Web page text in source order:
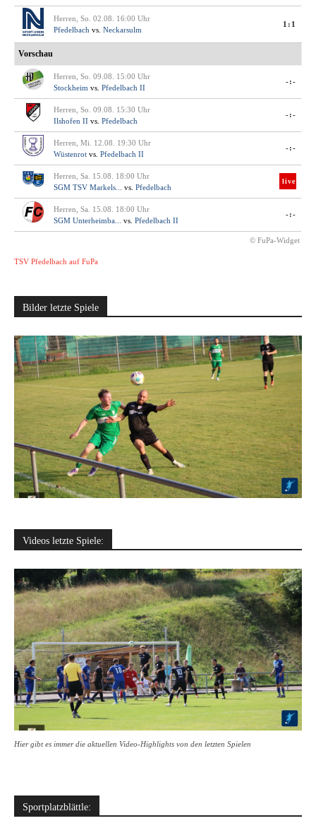
Herren, So. 02.08. 16:00 Uhr
Pfedelbach vs. Neckarsulm
1:1
Vorschau
Herren, So. 09.08. 15:00 Uhr
Stockheim vs. Pfedelbach II
-:-
Herren, So. 09.08. 15:30 Uhr
Ilshofen II vs. Pfedelbach
-:-
Herren, Mi. 12.08. 19:30 Uhr
Wüstenrot vs. Pfedelbach II
-:-
Herren, Sa. 15.08. 18:00 Uhr
SGM TSV Markels...
vs. Pfedelbach
live
Herren, Sa. 15.08. 18:00 Uhr
SGM Unterheimba...
vs. Pfedelbach II
-:-
© FuPa-Widget
TSV Pfedelbach auf FuPa
Bilder letzte Spiele
Videos letzte Spiele:
Hier gibt es immer die aktuellen Video-Highlights von den letzten Spielen
Sportplatzblättle: